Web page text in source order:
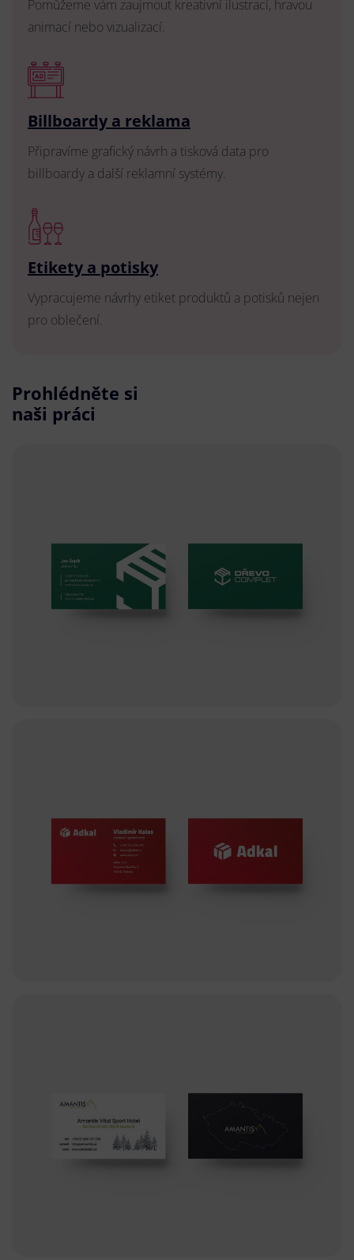
Pomůžeme vám zaujmout kreativní ilustrací, hravou
animací nebo vizualizací.
Billboardy a reklama
Připravíme grafický návrh a tisková data pro
billboardy a další reklamní systémy.
Etikety a potisky
Vypracujeme návrhy etiket produktů a potisků nejen
pro oblečení.
Prohlédněte si
naši práci